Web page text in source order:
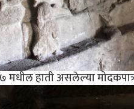
मधील हाती असलेल्या